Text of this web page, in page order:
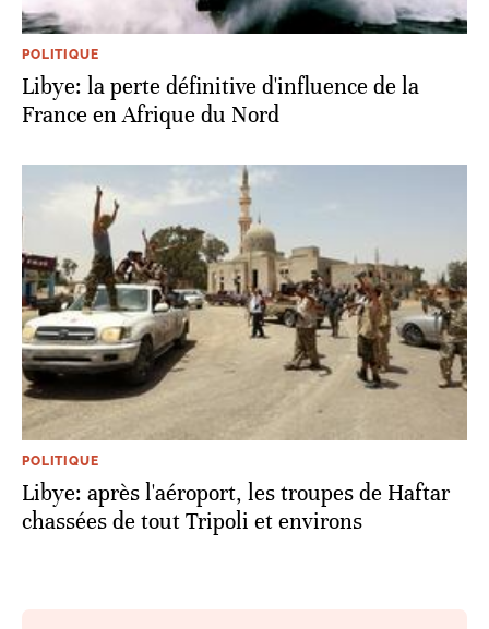
POLITIQUE
Libye: la perte définitive d'influence de la
France en Afrique du Nord
POLITIQUE
Libye: après l'aéroport, les troupes de Haftar
chassées de tout Tripoli et environs